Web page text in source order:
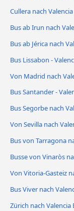
Cullera nach
Bus ab Irun nach
Bus ab Jérica nach
Bus Lissabon -
Von Madrid nach
Bus Santander -
Bus Segorbe nach
Von Sevilla nach
Bus von Tarragona
Busse von Vinaròs
Von Vitoria-Gasteiz
Bus Viver nach
Zürich nach Valencia